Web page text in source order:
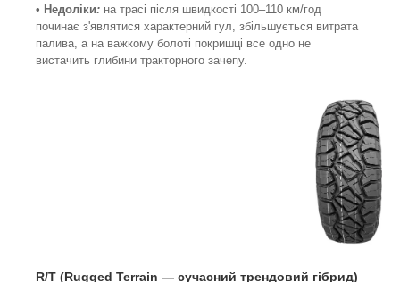
• Недоліки: на трасі після швидкості 100–110 км/год
починає з'являтися характерний гул, збільшується витрата
палива, а на важкому болоті покришці все одно не
вистачить глибини тракторного зачепу.
R/T (Rugged Terrain — сучасний трендовий гібрид)